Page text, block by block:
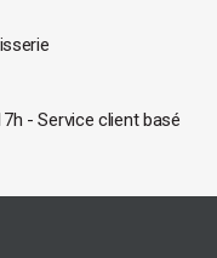
- Service client basé